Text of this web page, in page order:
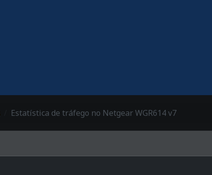
Estatística de tráfego no Netgear WGR614 v7